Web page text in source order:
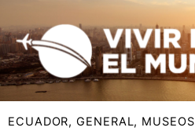
al
contenido
ECUADOR,GENERAL, MUSEOS